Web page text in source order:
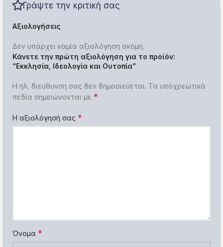
Γράψτε την κριτική σας
Αξιολογήσεις
Δεν υπάρχει καμία αξιολόγηση ακόμη.
Κάνετε την πρώτη αξιολόγηση για το προϊόν:
“Εκκλησία, Ιδεολογία και Ουτοπία”
Η ηλ. διεύθυνση σας δεν δημοσιεύεται. Τα υποχρεωτικά
πεδία σημειώνονται με *
Η αξιολόγησή σας *
Όνομα *